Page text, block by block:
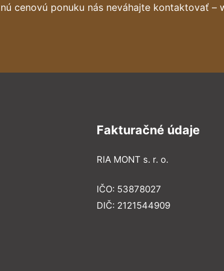
cenovú ponuku nás neváhajte kontaktovať –
Fakturačné údaje
RIA MONT s. r. o.
IČO: 53878027
DIČ: 2121544909